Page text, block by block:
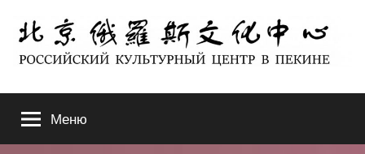
содержимому
北
京
ЦЕНТР
В
Меню